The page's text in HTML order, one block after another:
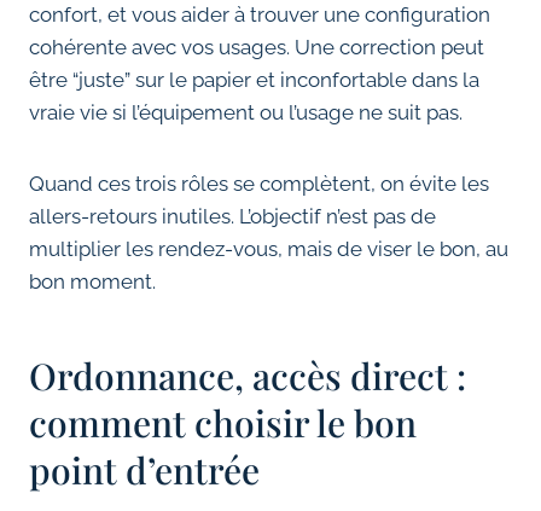
confort, et vous aider à trouver une configuration
cohérente avec vos usages. Une correction peut
être “juste” sur le papier et inconfortable dans la
vraie vie si l’équipement ou l’usage ne suit pas.
Quand ces trois rôles se complètent, on évite les
allers-retours inutiles. L’objectif n’est pas de
multiplier les rendez-vous, mais de viser le bon, au
bon moment.
Ordonnance, accès direct :
comment choisir le bon
point d’entrée